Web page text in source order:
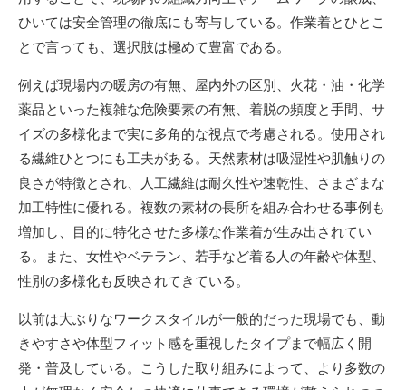
ひいては安全管理の徹底にも寄与している。作業着とひとこ
とで言っても、選択肢は極めて豊富である。
例えば現場内の暖房の有無、屋内外の区別、火花・油・化学
薬品といった複雑な危険要素の有無、着脱の頻度と手間、サ
イズの多様化まで実に多角的な視点で考慮される。使用され
る繊維ひとつにも工夫がある。天然素材は吸湿性や肌触りの
良さが特徴とされ、人工繊維は耐久性や速乾性、さまざまな
加工特性に優れる。複数の素材の長所を組み合わせる事例も
増加し、目的に特化させた多様な作業着が生み出されてい
る。また、女性やベテラン、若手など着る人の年齢や体型、
性別の多様化も反映されてきている。
以前は大ぶりなワークスタイルが一般的だった現場でも、動
きやすさや体型フィット感を重視したタイプまで幅広く開
発・普及している。こうした取り組みによって、より多数の